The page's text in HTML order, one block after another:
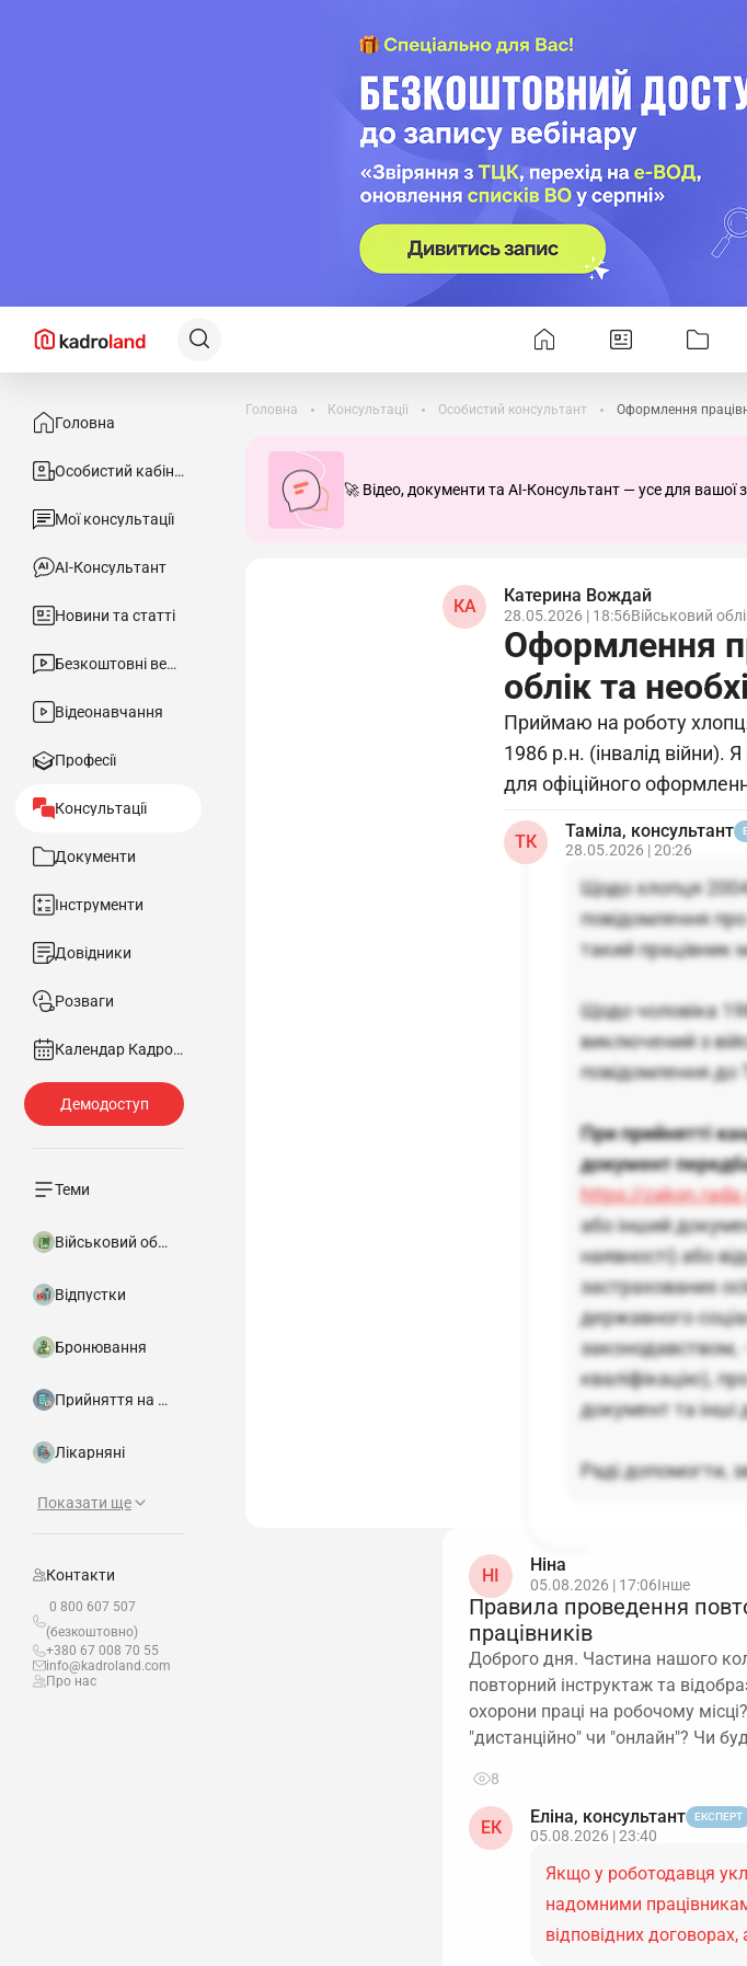
Головна
Особистий кабінет
Мої консультації
АІ-Консультант
Новини та статті
Безкоштовні вебінари
Відеонавчання
Професії
Консультації
Документи
Інструменти
Довідники
Розваги
Календар Кадровика
Теми
Військовий облік
Відпустки
Бронювання
Прийняття на роботу
Лікарняні
Показати ще
Контакти
0 800 607 507
(безкоштовно)
+380 67 008 70 55
info@kadroland.com
Про нас
Головна Консультації Особистий консультант Оформлення
🚀 Відео, документи та AI-Консультант — усе для вашої
КА
Катерина Вождай
28.05.2026 | 18:56Військовий
Оформлення
облік та
Приймаю на роботу
1986 р.н. (інвалід війни).
для офіційного
ТК
Таміла, консультант
28.05.2026 | 20:26
Щодо хлопця
повідомлення
такий працівник
Щодо чоловіка
виключений з
повідомлення до
При прийнятті
документ
https://
або інший
наявності) або
застрахованих
державного
законодавством,
кваліфікацію),
документ та інші
Раді допомогти,
НІ
Ніна
05.08.2026 | 17:06Інше
Правила проведення
працівників
Доброго дня. Частина нашого
повторний інструктаж та
охорони праці на робочому
"дистанційно" чи "онлайн"? Чи
8
ЕК
Еліна, консультант ЕКСПЕРТ
05.08.2026 | 23:40
Якщо у роботодавця
надомними
відповідних договорах,